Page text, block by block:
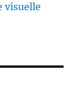
visuelle